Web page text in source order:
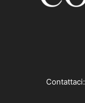
Contattaci: